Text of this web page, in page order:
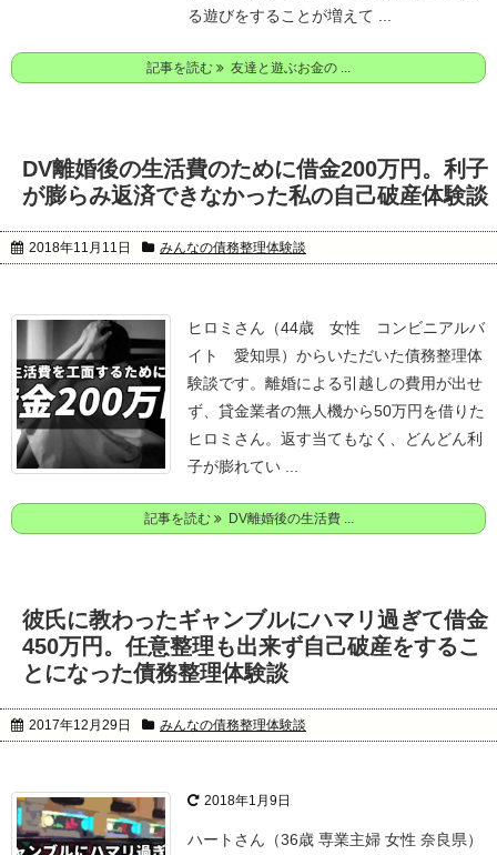
る遊びをすることが増えて ...
記事を読む 友達と遊ぶお金の ...
DV離婚後の生活費のために借金200万円。利子
が膨らみ返済できなかった私の自己破産体験談
2018年11月11日 みんなの債務整理体験談
ヒロミさん（44歳 女性 コンビニアルバ
イト 愛知県）からいただいた債務整理体
験談です。 離婚による引越しの費用が出せ
ず、貸金業者の無人機から50万円を借りた
ヒロミさん。 返す当てもなく、どんどん利
子が膨れてい ...
記事を読む DV離婚後の生活費 ...
彼氏に教わったギャンブルにハマリ過ぎて借金
450万円。任意整理も出来ず自己破産をするこ
とになった債務整理体験談
2017年12月29日 みんなの債務整理体験談
2018年1月9日
ハートさん（36歳 専業主婦 女性 奈良県）